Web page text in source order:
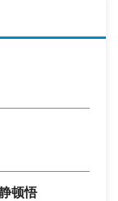
顿悟